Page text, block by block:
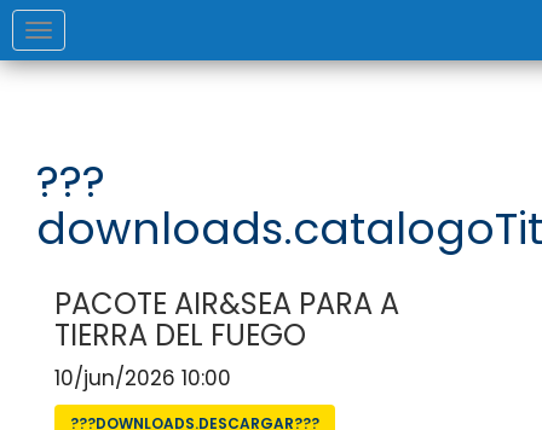
Toggle
navigation
???
PACOTE AIR&SEA PARA A
TIERRA DEL FUEGO
10/jun/2026 10:00
???DOWNLOADS.DESCARGAR???